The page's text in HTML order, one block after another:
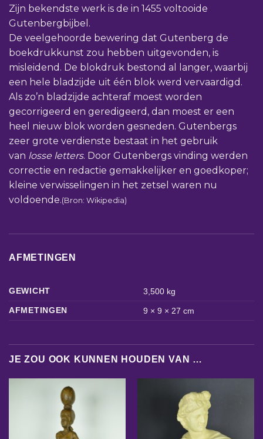
Zijn bekendste werk is de in 1455 voltooide
Gutenbergbijbel.
De veelgehoorde bewering dat Gutenberg de
boekdrukkunst zou hebben uitgevonden, is
misleidend. De blokdruk bestond al langer, waarbij
een hele bladzijde uit één blok werd vervaardigd.
Als zo’n bladzijde achteraf moest worden
gecorrigeerd en geredigeerd, dan moest er een
heel nieuw blok worden gesneden. Gutenbergs
zeer grote verdienste bestaat in het gebruik
van losse letters. Door Gutenbergs vinding werden
correctie en redactie gemakkelijker en goedkoper;
kleine verwisselingen in het zetsel waren nu
voldoende.(Bron: Wikipedia)
AFMETINGEN
GEWICHT
3,500 kg
AFMETINGEN
9 × 9 × 27 cm
JE ZOU OOK KUNNEN HOUDEN VAN …